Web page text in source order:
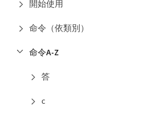
開始使用
命令（依類別）
命令A-Z
答
c